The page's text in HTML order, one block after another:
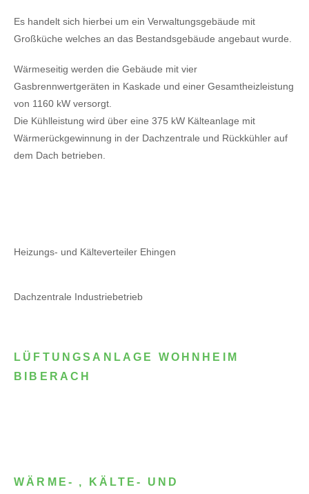
Es handelt sich hierbei um ein Verwaltungsgebäude mit
Großküche welches an das Bestandsgebäude angebaut wurde.
Wärmeseitig werden die Gebäude mit vier
Gasbrennwertgeräten in Kaskade und einer Gesamtheizleistung
von 1160 kW versorgt.
Die Kühlleistung wird über eine 375 kW Kälteanlage mit
Wärmerückgewinnung in der Dachzentrale und Rückkühler auf
dem Dach betrieben.
Heizungs- und Kälteverteiler Ehingen
Dachzentrale Industriebetrieb
LÜFTUNGSANLAGE WOHNHEIM
BIBERACH
WÄRME- , KÄLTE- UND